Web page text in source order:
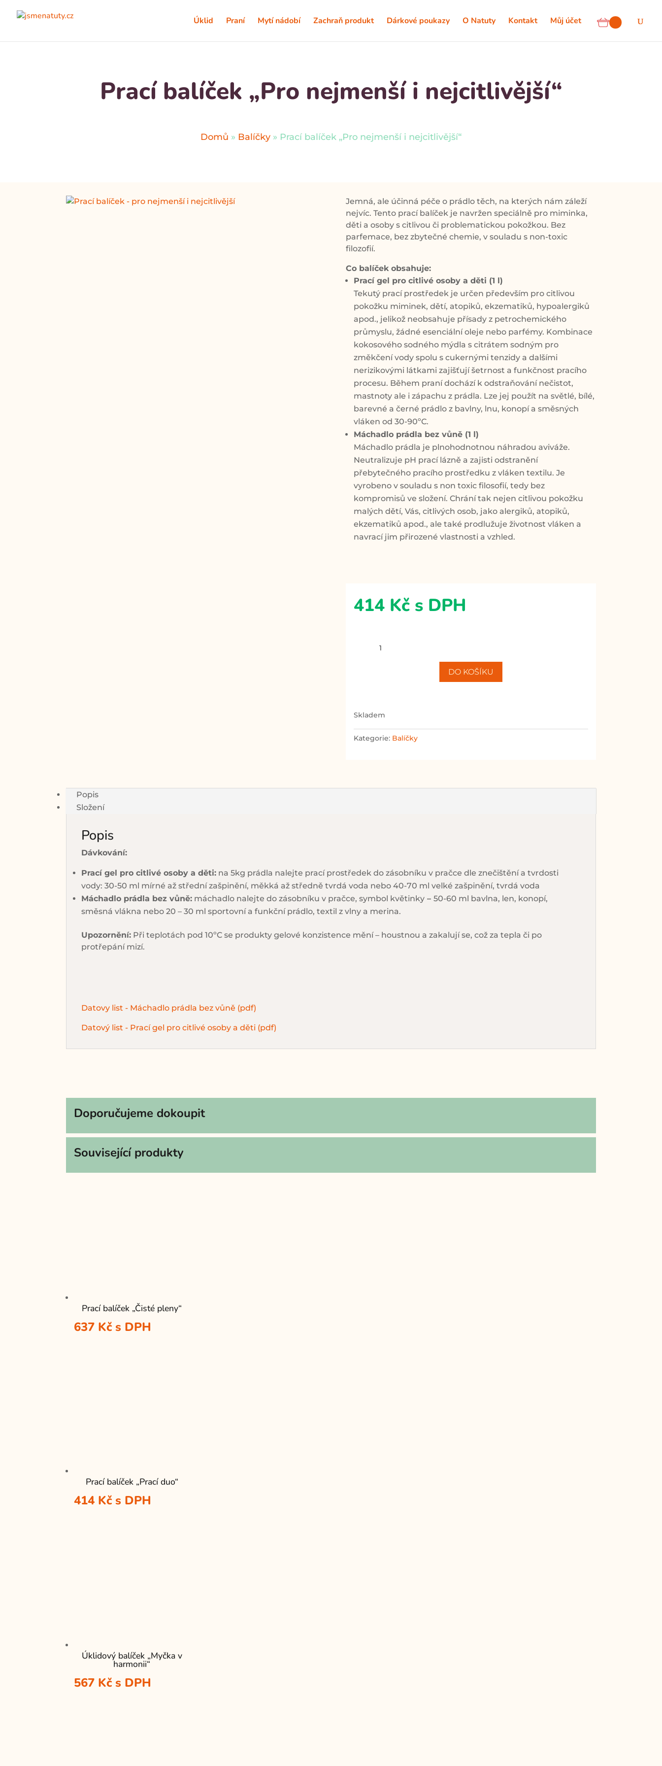
Úklid Praní Mytí nádobí Zachraň produkt Dárkové poukazy O Natuty Kontakt Můj účet
Prací balíček „Pro nejmenší i nejcitlivější“
Domů » Balíčky » Prací balíček „Pro nejmenší i nejcitlivější“
Jemná, ale účinná péče o prádlo těch, na kterých nám záleží
nejvíc. Tento prací balíček je navržen speciálně pro miminka,
děti a osoby s citlivou či problematickou pokožkou. Bez
parfemace, bez zbytečné chemie, v souladu s non-toxic
filozofií.
Co balíček obsahuje:
Prací gel pro citlivé osoby a děti (1 l)
Tekutý prací prostředek je určen především pro citlivou
pokožku miminek, dětí, atopiků, ekzematiků, hypoalergiků
apod., jelikož neobsahuje přísady z petrochemického
průmyslu, žádné esenciální oleje nebo parfémy. Kombinace
kokosového sodného mýdla s citrátem sodným pro
změkčení vody spolu s cukernými tenzidy a dalšími
nerizikovými látkami zajišťují šetrnost a funkčnost pracího
procesu. Během praní dochází k odstraňování nečistot,
mastnoty ale i zápachu z prádla. Lze jej použít na světlé, bílé,
barevné a černé prádlo z bavlny, lnu, konopí a směsných
vláken od 30-90ºC.
Máchadlo prádla bez vůně (1 l)
Máchadlo prádla je plnohodnotnou náhradou aviváže.
Neutralizuje pH prací lázně a zajisti odstranění
přebytečného pracího prostředku z vláken textilu. Je
vyrobeno v souladu s non toxic filosofií, tedy bez
kompromisů ve složení. Chrání tak nejen citlivou pokožku
malých dětí, Vás, citlivých osob, jako alergiků, atopiků,
ekzematiků apod., ale také prodlužuje životnost vláken a
navrací jim přirozené vlastnosti a vzhled.
414 Kč s DPH
balíček
množství
DO KOŠÍKU
skladem
Kategorie: Balíčky
Popis
Složení
Popis
Dávkování:
Prací gel pro citlivé osoby a děti: na 5kg prádla nalejte prací prostředek do zásobníku v pračce dle znečištění a tvrdosti
vody: 30-50 ml mírné až střední zašpinění, měkká až středně tvrdá voda nebo 40-70 ml velké zašpinění, tvrdá voda
Máchadlo prádla bez vůně: máchadlo nalejte do zásobníku v pračce, symbol květinky –50-60 ml bavlna, len, konopí,
směsná vlákna nebo 20 – 30 ml sportovní a funkční prádlo, textil z vlny a merina.
Upozornění: Při teplotách pod 10ºC se produkty gelové konzistence mění – houstnou a zakalují se, což za tepla či po
protřepání mizí.
Datovy list - Máchadlo prádla bez vůně (pdf)
Datový list - Prací gel pro citlivé osoby a děti (pdf)
Doporučujeme dokoupit
Související produkty
Prací balíček „Čisté pleny“
637 Kč s DPH
Prací balíček „Prací duo“
414 Kč s DPH
Úklidový balíček „Myčka v
harmonii“
567 Kč s DPH